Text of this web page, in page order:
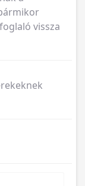
vissza